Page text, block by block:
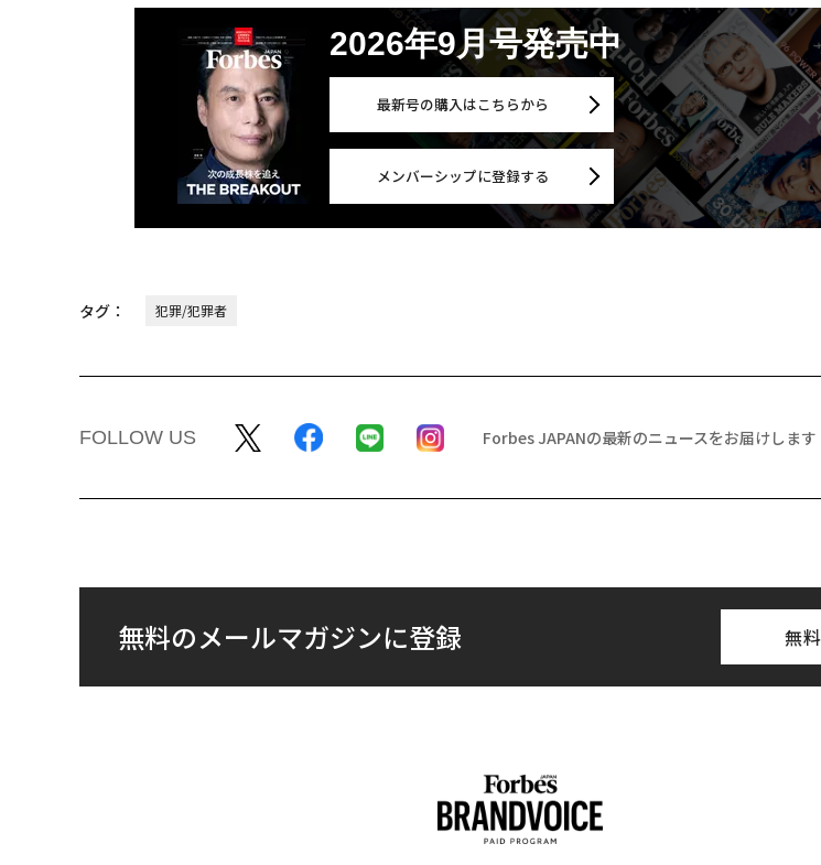
2026年9月号発売中
最新号の購入はこちらから
メンバーシップに登録する
タグ： 犯罪/犯罪者
FOLLOW US Forbes JAPANの最新のニュースをお届けします
無料のメールマガジンに登録 無